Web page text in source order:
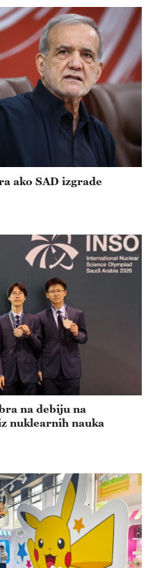
ako SAD izgrade
na debiju na
nuklearnih nauka